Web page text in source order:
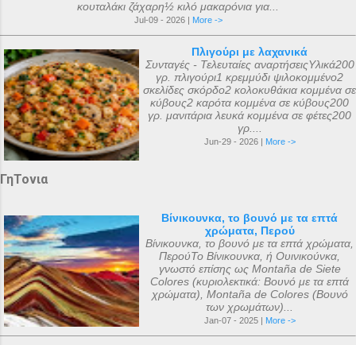
κουταλάκι ζάχαρη½ κιλό μακαρόνια για...
Jul-09 - 2026 | More ->
Πλιγούρι με λαχανικά
Συνταγές - Τελευταίες αναρτήσειςΥλικά200
γρ. πλιγούρι1 κρεμμύδι ψιλοκομμένο2
σκελίδες σκόρδο2 κολοκυθάκια κομμένα σε
κύβους2 καρότα κομμένα σε κύβους200
γρ. μανιτάρια λευκά κομμένα σε φέτες200
γρ....
Jun-29 - 2026 | More ->
ΓηΤονια
Βίνικουνκα, το βουνό με τα επτά
χρώματα, Περού
Βίνικουνκα, το βουνό με τα επτά χρώματα,
ΠερούΤο Βίνικουνκα, ή Ουινικούνκα,
γνωστό επίσης ως Montaña de Siete
Colores (κυριολεκτικά: Βουνό με τα επτά
χρώματα), Montaña de Colores (Βουνό
των χρωμάτων)...
Jan-07 - 2025 | More ->